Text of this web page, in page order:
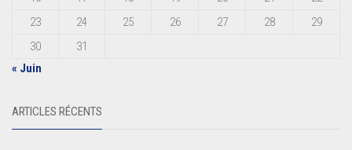
23
24 25 26 27 28
29
30
31
« Juin
ARTICLES RÉCENTS